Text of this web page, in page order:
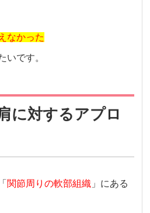
なかった
いです。
に対するアプロ
関節周りの軟部組織 」にある